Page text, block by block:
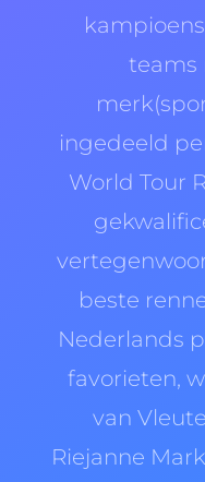
teams
ingedeeld
World Tour
beste
Nederlands
favorieten,
van
Riejanne